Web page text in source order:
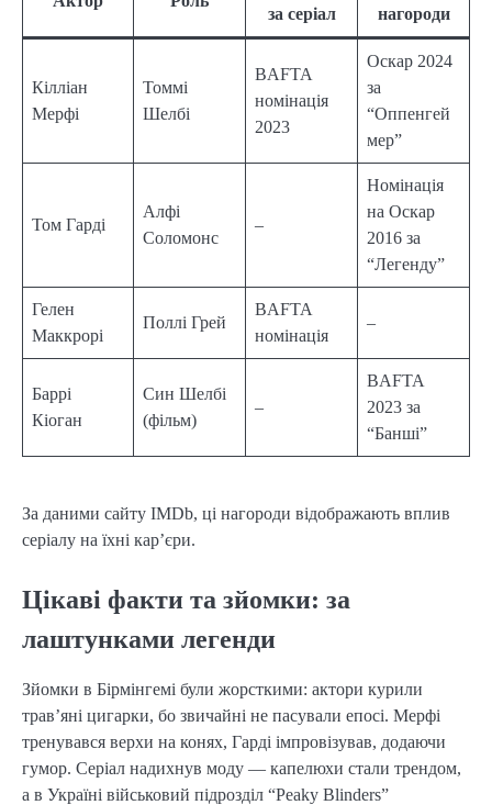
за серіал нагороди
Кілліан
Мерфі
Томмі
Шелбі
BAFTA
номінація
2023
Оскар 2024
за
“Оппенгей
мер”
Том Гарді
Алфі
Соломонс
–
Номінація
на Оскар
2016 за
“Легенду”
Гелен
Маккрорі
Поллі Грей
BAFTA
номінація
–
Баррі
Кіоган
Син Шелбі
(фільм)
–
BAFTA
2023 за
“Банші”
За даними сайту IMDb, ці нагороди відображають вплив
серіалу на їхні кар’єри.
Цікаві факти та зйомки: за
лаштунками легенди
Зйомки в Бірмінгемі були жорсткими: актори курили
трав’яні цигарки, бо звичайні не пасували епосі. Мерфі
тренувався верхи на конях, Гарді імпровізував, додаючи
гумор. Серіал надихнув моду — капелюхи стали трендом,
а в Україні військовий підрозділ “Peaky Blinders”